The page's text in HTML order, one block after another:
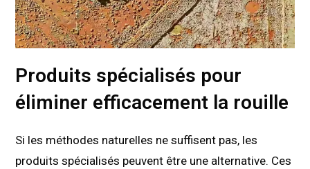
Produits spécialisés pour
éliminer efficacement la rouille
Si les méthodes naturelles ne suffisent pas, les
produits spécialisés peuvent être une alternative. Ces